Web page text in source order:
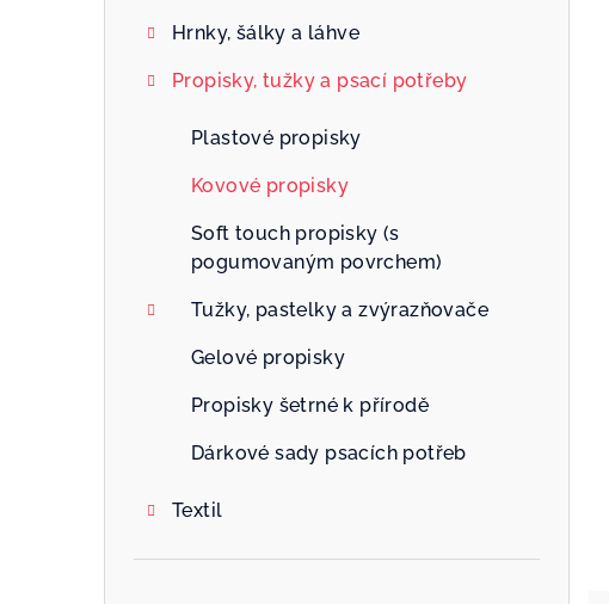
Hrnky, šálky a láhve
Propisky, tužky a psací potřeby
Plastové propisky
Kovové propisky
Soft touch propisky (s
pogumovaným povrchem)
Tužky, pastelky a zvýrazňovače
Gelové propisky
Propisky šetrné k přírodě
Dárkové sady psacích potřeb
Textil